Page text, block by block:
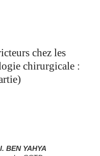
chez les
chirurgicale :
BEN YAHYA